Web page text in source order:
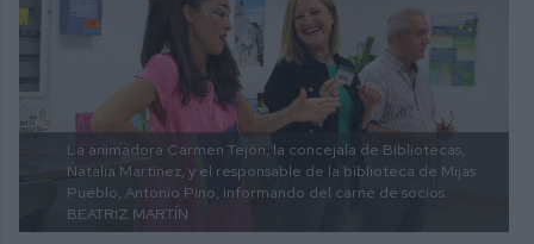
La animadora Carmen Tejón, la concejala de Bibliotecas,
Natalia Martínez, y el responsable de la biblioteca de Mijas
Pueblo, Antonio Pino, informando del carné de socios.
BEATRIZ MARTÍN